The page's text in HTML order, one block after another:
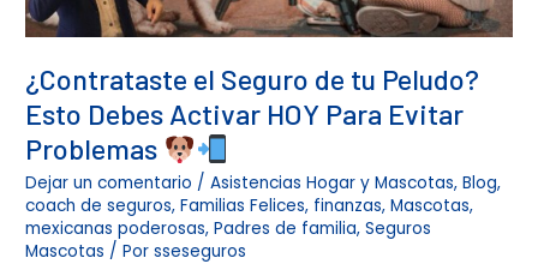
¿Contrataste el Seguro de tu Peludo?
Esto Debes Activar HOY Para Evitar
Problemas
Dejar un comentario /Asistencias Hogar y Mascotas,Blog,
coach de seguros,Familias Felices, finanzas,Mascotas,
mexicanas poderosas,Padres de familia,Seguros
Mascotas / Porsseseguros
Evitar
Problemas